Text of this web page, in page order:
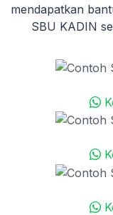
mendapatkan
SBU KADIN